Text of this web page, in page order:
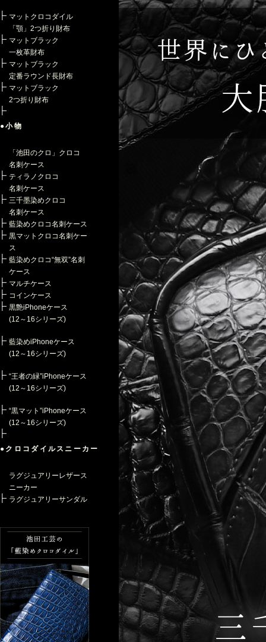
マットクロコダイル
「顎」2つ折り財布
マットブラック
一枚革財布
マットブラック
定番ラウンド長財布
マットブラック
2つ折り財布
●小物
「池田のクロ」クロコ
名刺ケース
ティラノクロコ
名刺ケース
三千墨染めクロコ
名刺ケース
藍染めクロコ名刺ケース
黒マットクロコ名刺ケー
ス
藍染めクロコ“無双”名刺
ケース
マルチケース
コインケース
黒艶iPhoneケース
(12～16シリーズ)
藍染めiPhoneケース
(12～16シリーズ)
“王者の緑”iPhoneケース
(12～16シリーズ)
“黒マット”iPhoneケース
(12～16シリーズ)
●クロコダイルスニーカー
ラグジュアリーレザース
ニーカー
ラグジュアリーサンダル